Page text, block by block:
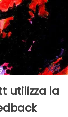
utilizza la